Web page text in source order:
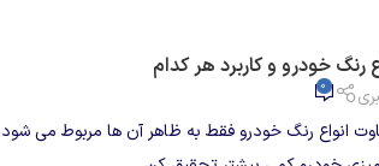
رنگ خودرو و کاربرد هر کدام
0
انواع رنگ خودرو فقط به ظاهر آن ها مربوط می